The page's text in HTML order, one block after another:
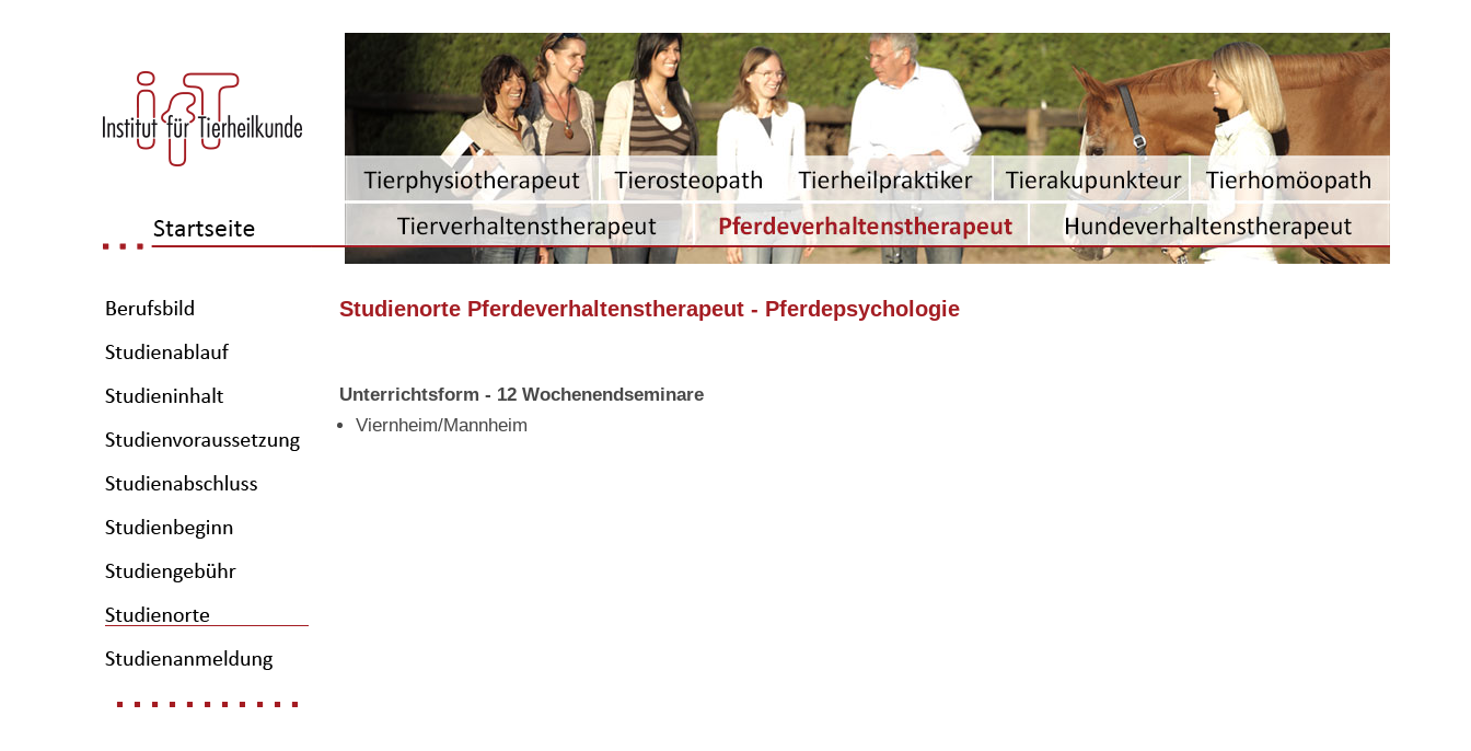
Studienorte Pferdeverhaltenstherapeut - Pferdepsychologie
Unterrichtsform - 12 Wochenendseminare
Viernheim/Mannheim